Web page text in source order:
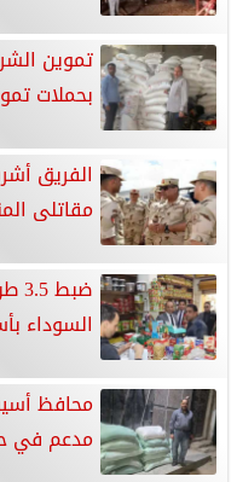
بحملات
الفريق
مقاتلى
السوداء
مدعم في